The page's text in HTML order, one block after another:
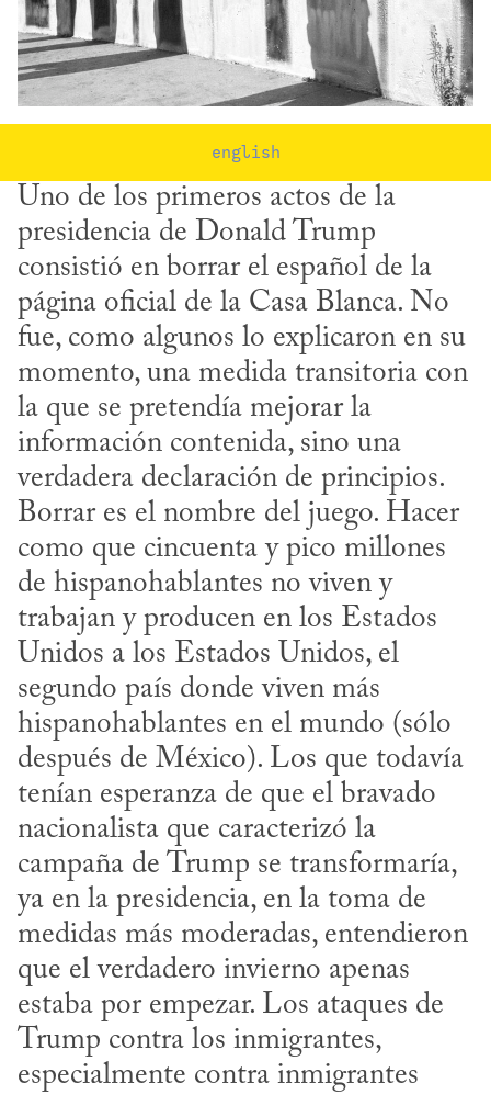
english
Uno de los primeros actos de la
presidencia de Donald Trump
consistió en borrar el español de la
página oficial de la Casa Blanca. No
fue, como algunos lo explicaron en su
momento, una medida transitoria con
la que se pretendía mejorar la
información contenida, sino una
verdadera declaración de principios.
Borrar es el nombre del juego. Hacer
como que cincuenta y pico millones
de hispanohablantes no viven y
trabajan y producen en los Estados
Unidos a los Estados Unidos, el
segundo país donde viven más
hispanohablantes en el mundo (sólo
después de México). Los que todavía
tenían esperanza de que el bravado
nacionalista que caracterizó la
campaña de Trump se transformaría,
ya en la presidencia, en la toma de
medidas más moderadas, entendieron
que el verdadero invierno apenas
estaba por empezar. Los ataques de
Trump contra los inmigrantes,
especialmente contra inmigrantes